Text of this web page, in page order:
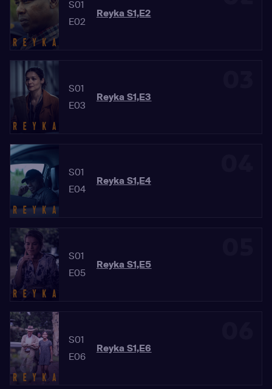
S01
E02
Reyka S1,E2
S01
E03
Reyka S1,E3
S01
E04
Reyka S1,E4
S01
E05
Reyka S1,E5
S01
E06
Reyka S1,E6